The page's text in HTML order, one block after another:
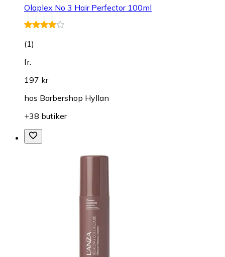
Olaplex No 3 Hair Perfector 100ml
(1)
fr.
197 kr
hos Barbershop Hyllan
+38 butiker